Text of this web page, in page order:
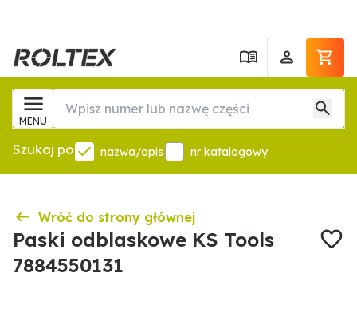
MENU
Szukaj po nazwa/opis nr katalogowy
Wróć do strony głównej
Paski odblaskowe KS Tools
7884550131